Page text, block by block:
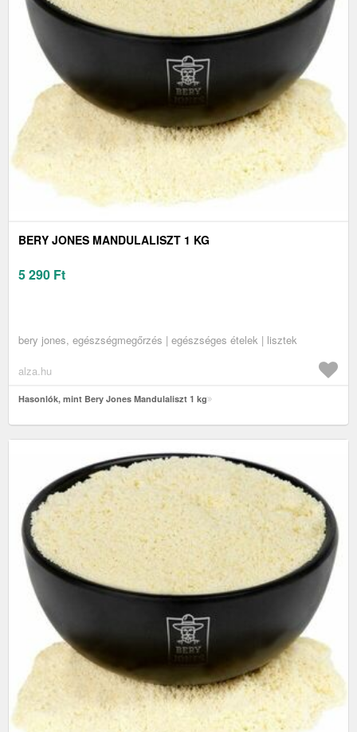
BERY JONES MANDULALISZT 1 KG
5 290 Ft
bery jones, egészségmegőrzés | egészséges ételek | lisztek
alza.hu
Hasonlók, mint Bery Jones Mandulaliszt 1 kg